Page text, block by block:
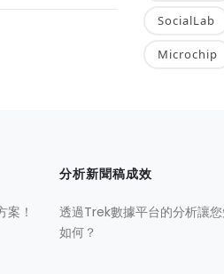
SocialLab
Microchip
！
分析新聞稿成效
透過Trek數據平台的分析讓
如何？